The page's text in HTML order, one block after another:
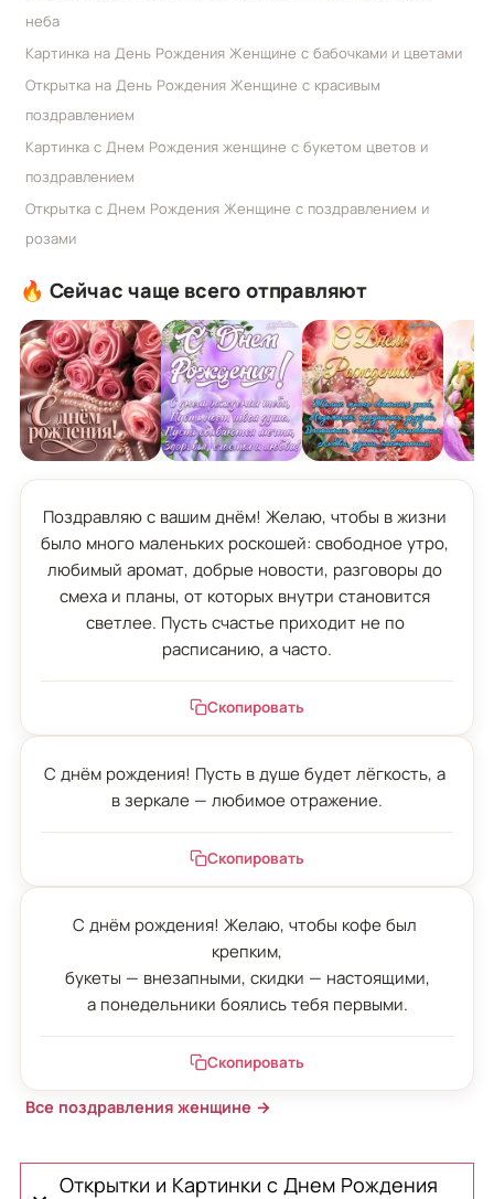
неба
Картинка на День Рождения Женщине с бабочками и цветами
Открытка на День Рождения Женщине с красивым
поздравлением
Картинка с Днем Рождения женщине с букетом цветов и
поздравлением
Открытка с Днем Рождения Женщине с поздравлением и
розами
🔥 Сейчас чаще всего отправляют
Поздравляю с вашим днём! Желаю, чтобы в жизни
было много маленьких роскошей: свободное утро,
любимый аромат, добрые новости, разговоры до
смеха и планы, от которых внутри становится
светлее. Пусть счастье приходит не по
расписанию, а часто.
Скопировать
С днём рождения! Пусть в душе будет лёгкость, а
в зеркале — любимое отражение.
Скопировать
С днём рождения! Желаю, чтобы кофе был
крепким,
букеты — внезапными, скидки — настоящими,
а понедельники боялись тебя первыми.
Скопировать
Все поздравления женщине →
Открытки и Картинки с Днем Рождения